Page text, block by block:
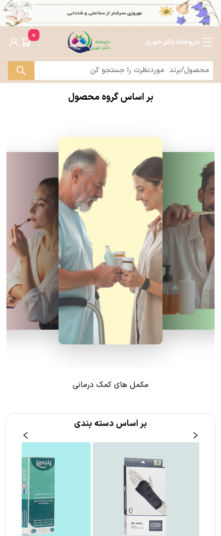
داروخانه دکتر خوری
0
بر اساس گروه محصول
مکمل های کمک درمانی
بر اساس دسته بندی